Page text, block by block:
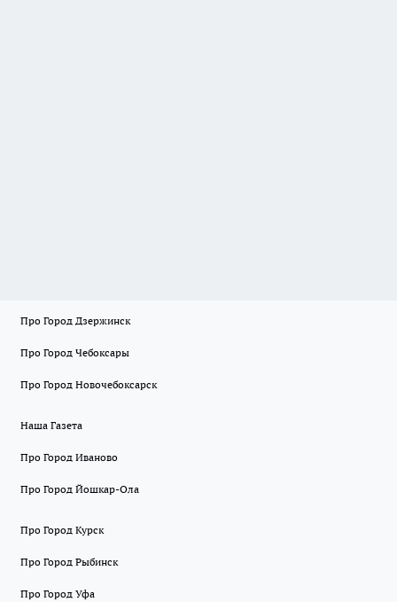
Про Город Дзержинск
Про Город Чебоксары
Про Город Новочебоксарск
Наша Газета
Про Город Иваново
Про Город Йошкар-Ола
Про Город Курск
Про Город Рыбинск
Про Город Уфа